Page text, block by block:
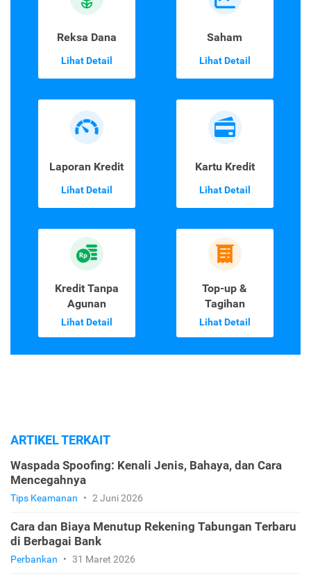
Reksa Dana
Lihat Detail
Saham
Lihat Detail
Laporan Kredit
Lihat Detail
Kartu Kredit
Lihat Detail
Kredit Tanpa
Agunan
Lihat Detail
Top-up &
Tagihan
Lihat Detail
ARTIKEL TERKAIT
Waspada Spoofing: Kenali Jenis, Bahaya, dan Cara
Mencegahnya
Tips Keamanan • 2 Juni 2026
Cara dan Biaya Menutup Rekening Tabungan Terbaru
di Berbagai Bank
Perbankan • 31 Maret 2026